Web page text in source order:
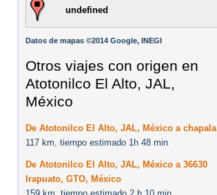
undefined
Datos de mapas ©2014 Google, INEGI
Otros viajes con origen en
Atotonilco El Alto, JAL,
México
De Atotonilco El Alto, JAL, México a chapala
117 km, tiempo estimado 1h 48 min
De Atotonilco El Alto, JAL, México a 36630
Irapuato, GTO, México